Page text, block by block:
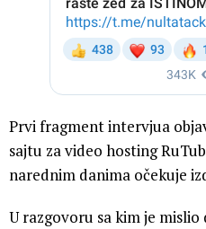
Prvi fragment intervjua
sajtu za video hosting
narednim danima očekuje
U razgovoru sa kim je